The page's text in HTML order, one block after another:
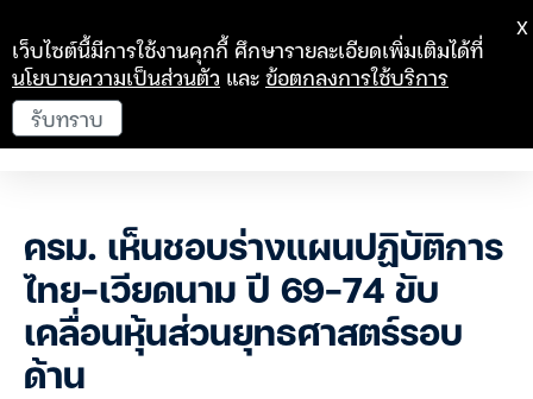
ครม. เห็นชอบร่างแผนปฏิบัติการ
ไทย-เวียดนาม ปี 69-74 ขับ
เคลื่อนหุ้นส่วนยุทธศาสตร์รอบ
ด้าน
เว็บไซต์นี้มีการใช้งานคุกกี้ ศึกษารายละเอียดเพิ่มเติมได้ที่
นโยบายความเป็นส่วนตัว และข้อตกลงการใช้บริการ
รับทราบ
X